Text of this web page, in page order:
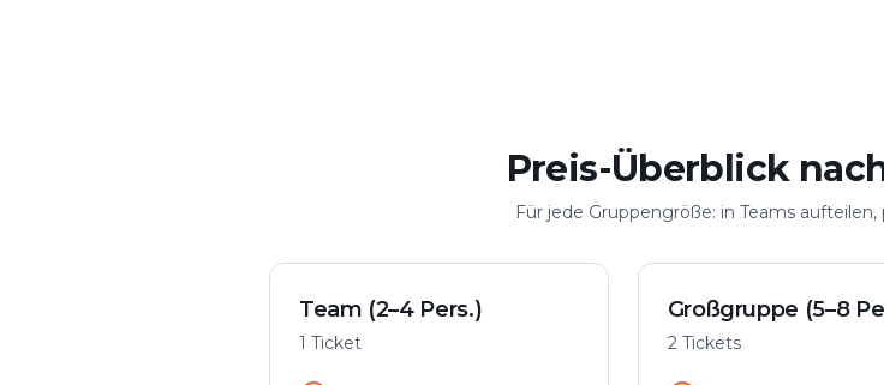
Preis-Überblick
Für jede Gruppengröße: in Teams
Team (2–4 Pers.)
1 Ticket
Großgruppe (5–8
2 Tickets